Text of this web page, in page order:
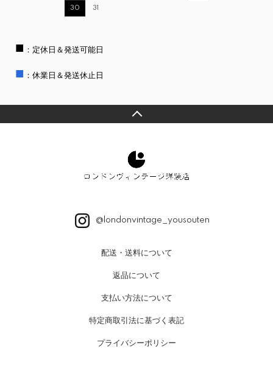
30 31
■ ：定休日＆発送可能日
■ ：休業日＆発送休止日
@londonvintage_yousouten
配送・送料について
返品について
支払い方法について
特定商取引法に基づく表記
プライバシーポリシー